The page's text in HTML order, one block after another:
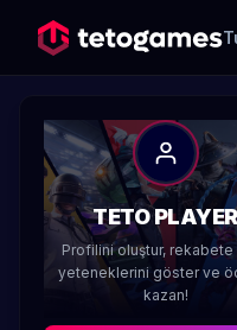
TETO
Profilini oluştur, rekabete
yeteneklerini göster ve
kazan!